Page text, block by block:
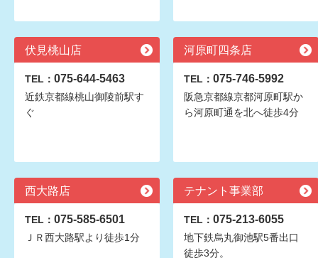
伏見桃山店
TEL： 075-644-5463
近鉄京都線桃山御陵前駅す
ぐ
河原町四条店
TEL： 075-746-5992
阪急京都線京都河原町駅か
ら河原町通を北へ徒歩4分
西大路店
TEL： 075-585-6501
ＪＲ西大路駅より徒歩1分
テナント事業部
TEL： 075-213-6055
地下鉄烏丸御池駅5番出口
徒歩3分。